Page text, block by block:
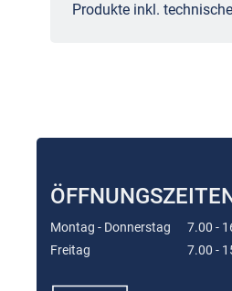
Produkte inkl.
Montag - Donnerstag
7.00 -
Freitag
7.00 -